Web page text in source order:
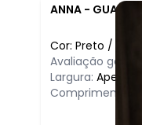
ANNA -
Cor: Preto /
Avaliação geral
Largura: Apertado
Comprimento: